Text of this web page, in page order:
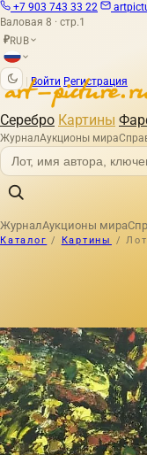
+7 903 743 33 22
Валовая 8 · стр.1
₽RUB
Войти Регистрация
Серебро Картины
ЖурналАукционы мира
ЖурналАукционы мира
Каталог / Картины /